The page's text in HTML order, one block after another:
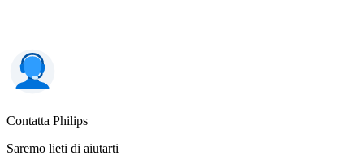
Contatta Philips
Saremo lieti di aiutarti